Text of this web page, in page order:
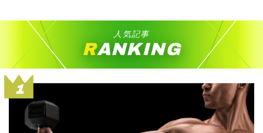
人気記事
RANKING
1